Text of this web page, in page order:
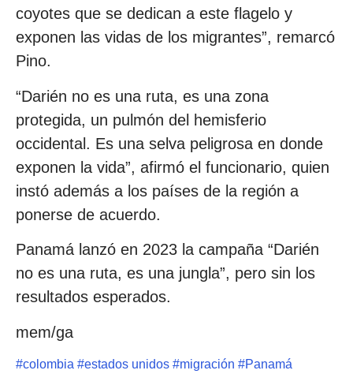
coyotes que se dedican a este flagelo y
exponen las vidas de los migrantes”, remarcó
Pino.
“Darién no es una ruta, es una zona
protegida, un pulmón del hemisferio
occidental. Es una selva peligrosa en donde
exponen la vida”, afirmó el funcionario, quien
instó además a los países de la región a
ponerse de acuerdo.
Panamá lanzó en 2023 la campaña “Darién
no es una ruta, es una jungla”, pero sin los
resultados esperados.
mem/ga
#colombia #estados unidos #migración #Panamá